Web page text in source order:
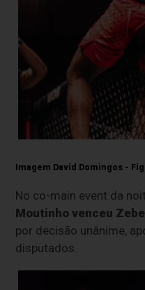
Imagem David Domingos -
No co-main event da
Moutinho venceu
por decisão unânime,
disputados.